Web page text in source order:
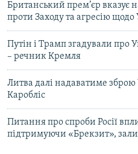
Британський прем’єр вказує
проти Заходу та агресію щодо
Путін і Трамп згадували про
– речник Кремля
Литва далі надаватиме
Каробліс
Питання про спроби Росії
підтримуючи «Брекзит»,